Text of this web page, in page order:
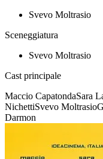
Svevo Moltrasio
Sceneggiatura
Svevo Moltrasio
Cast principale
Maccio CapatondaSara
NichettiSvevo Moltrasio
Darmon